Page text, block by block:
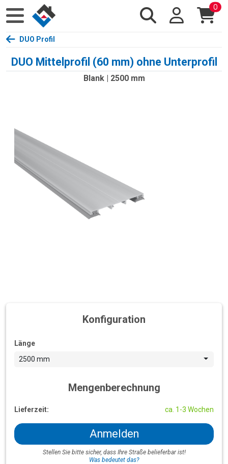
0
DUO Profil
DUO Mittelprofil (60 mm) ohne Unterprofil
Blank | 2500 mm
Konfiguration
Länge
2500 mm
Mengenberechnung
Lieferzeit: ca. 1-3 Wochen
Anmelden
Stellen Sie bitte sicher, dass Ihre Straße belieferbar ist!
Was bedeutet das?